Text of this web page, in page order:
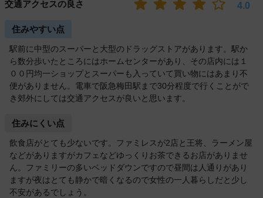
交通アクセスの良さ
4.0
住みやすい点
駅前に中型のスーパーと大型のドラッグストアがあります。駅か
ら数分歩いたところにはホームセンターがあり、その店内には１
００円均一ショップとスーパーも入っていて買い物にはあまり不
便がありません。電車で阪急梅田駅まで30分程度で行くことがで
き郊外にしては交通アクセスが良いと思います。
住みにくい点
飲食店がとても少ないです。ファミレスが2店と王将、ラーメン屋
などがありますがカフェなどゆっくりお茶できるお店がありませ
ん。ファミリーの多いベッドダウンですので昼間は人通りがあり
ますが夜はとても静かで暗くなるので女性の一人暮らしだと少し
不安があるでしょう。